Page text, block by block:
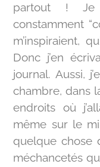
partout ! Je
constamment
m’inspiraient,
Donc j’en
journal. Aussi,
chambre, dans
endroits où
même sur le
quelque chose
méchancetés